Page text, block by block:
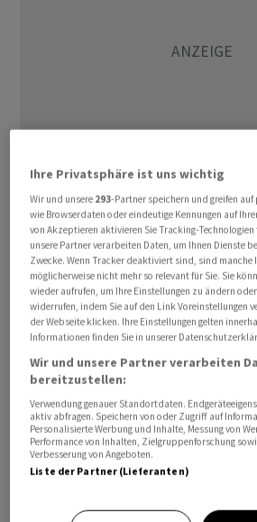
Der Rohstoffhandels- und
hat im Jahr 2023 nach der massiven
im Vorjahr deutlich weniger
Februar hatte das Unternehmen
Produktionsbericht mit zumeist
vorgelegt.
Unter dem Strich blieb Glencoreein
Milliarden Dollar nach 17,3
internationalen
normalisiert und die Rohstoffpreise
teilte der Bergbaukonzern am
Vor diesem Hintergrund sei das
Ihre Privatsphäre ist uns wichtig
Wir und unsere 293-Partner speichern und greifen auf
wie Browserdaten oder eindeutige Kennungen auf
von Akzeptieren aktivieren Sie Tracking-
unsere Partner verarbeiten Daten, um Ihnen Dienste
Zwecke. Wenn Tracker deaktiviert sind, sind manche
möglicherweise nicht mehr so relevant für Sie. Sie
wieder aufrufen, um Ihre Einstellungen zu ändern
widerrufen, indem Sie auf den Link Voreinstellungen
der Webseite klicken. Ihre Einstellungen gelten
Informationen finden Sie in unserer
Wir und unsere Partner verarbeiten
bereitzustellen:
Verwendung genauer Standortdaten.
aktiv abfragen. Speichern von oder Zugriff auf
Personalisierte Werbung und Inhalte, Messung von
Performance von Inhalten, Zielgruppenforschung
Verbesserung von Angeboten.
Liste der Partner (Lieferanten)